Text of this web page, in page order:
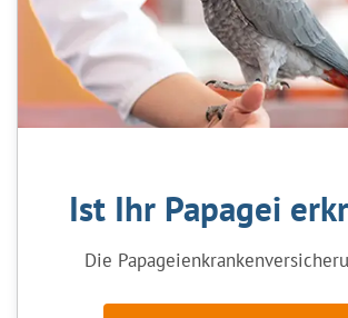
Ist Ihr Papagei
Die